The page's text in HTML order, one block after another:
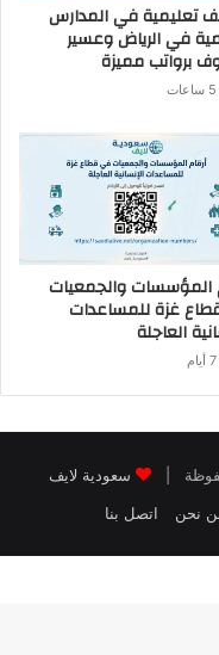
تعليمية في المدارس
في الرياض وعسير
برواتب مميزة
المؤسسات والجمعيات
غزة للمساعدات
العاجلة
سعودية لايف
نحن اتصل بنا